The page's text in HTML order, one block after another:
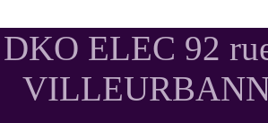
DKO ELEC 92